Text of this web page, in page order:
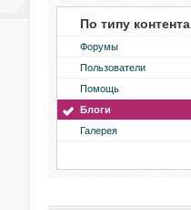
По типу контента
Форумы
Пользователи
Помощь
Блоги
Галерея